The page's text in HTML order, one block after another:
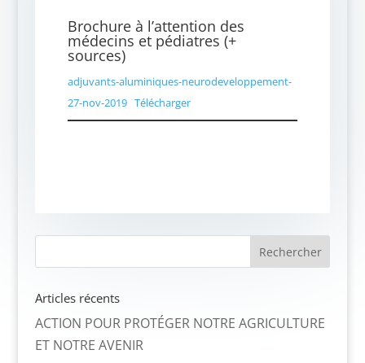
Brochure à l’attention des
médecins et pédiatres (+
sources)
adjuvants-aluminiques-neurodeveloppement-
27-nov-2019 Télécharger
Articles récents
ACTION POUR PROTÉGER NOTRE AGRICULTURE
ET NOTRE AVENIR